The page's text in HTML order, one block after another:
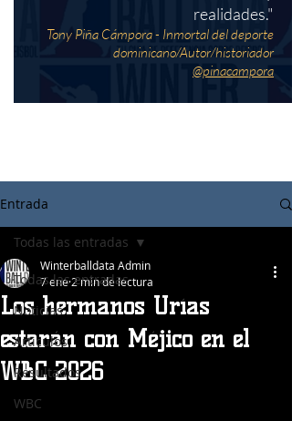
realidades."
Tony Piña Cámpora - Inmortal del deporte
dominicano/Autor/historiador
@pinacampora
Entrada
Todas las entradas
Noticias
Articulos
Resultados
WBC
Todas las entradas
Los hermanos Urías
estarán con Méjico en el
WBC 2026
Winterballdata Admin
7 ene 2 min de lectura